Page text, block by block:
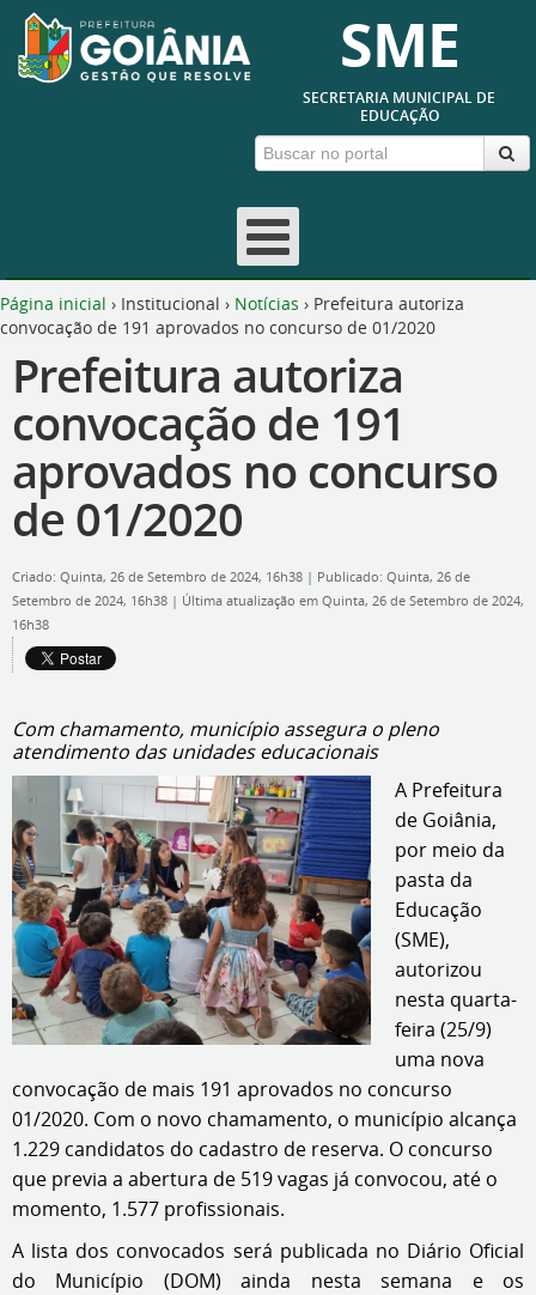
SME
SECRETARIA MUNICIPAL DE
EDUCAÇÃO
Página inicial › Institucional › Notícias › Prefeitura autoriza
convocação de 191 aprovados no concurso de 01/2020
Prefeitura autoriza
convocação de 191
aprovados no concurso
de 01/2020
Criado: Quinta, 26 de Setembro de 2024, 16h38 | Publicado: Quinta, 26 de
Setembro de 2024, 16h38 | Última atualização em Quinta, 26 de Setembro de 2024,
16h38
Com chamamento, município assegura o pleno
atendimento das unidades educacionais
A Prefeitura
de Goiânia,
por meio da
pasta da
Educação
(SME),
autorizou
nesta quarta-
feira (25/9)
uma nova
convocação de mais 191 aprovados no concurso
01/2020. Com o novo chamamento, o município alcança
1.229 candidatos do cadastro de reserva. O concurso
que previa a abertura de 519 vagas já convocou, até o
momento, 1.577 profissionais.
A lista dos convocados será publicada no Diário Oficial
do Município (DOM) ainda nesta semana e os